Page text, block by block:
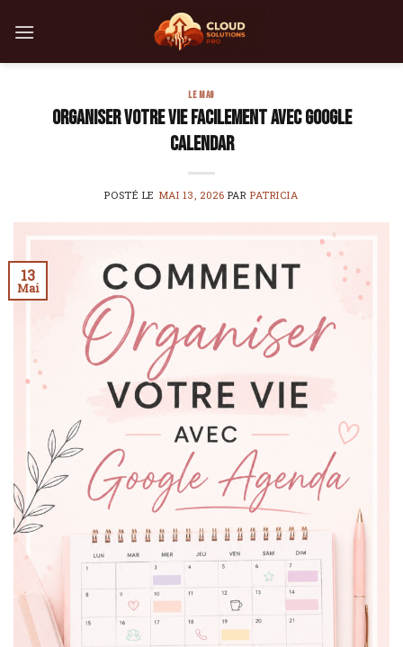
LE MAG
Organiser votre vie facilement avec Google
Calendar
POSTÉ LE MAI 13, 2026 PARPATRICIA
13
Mai